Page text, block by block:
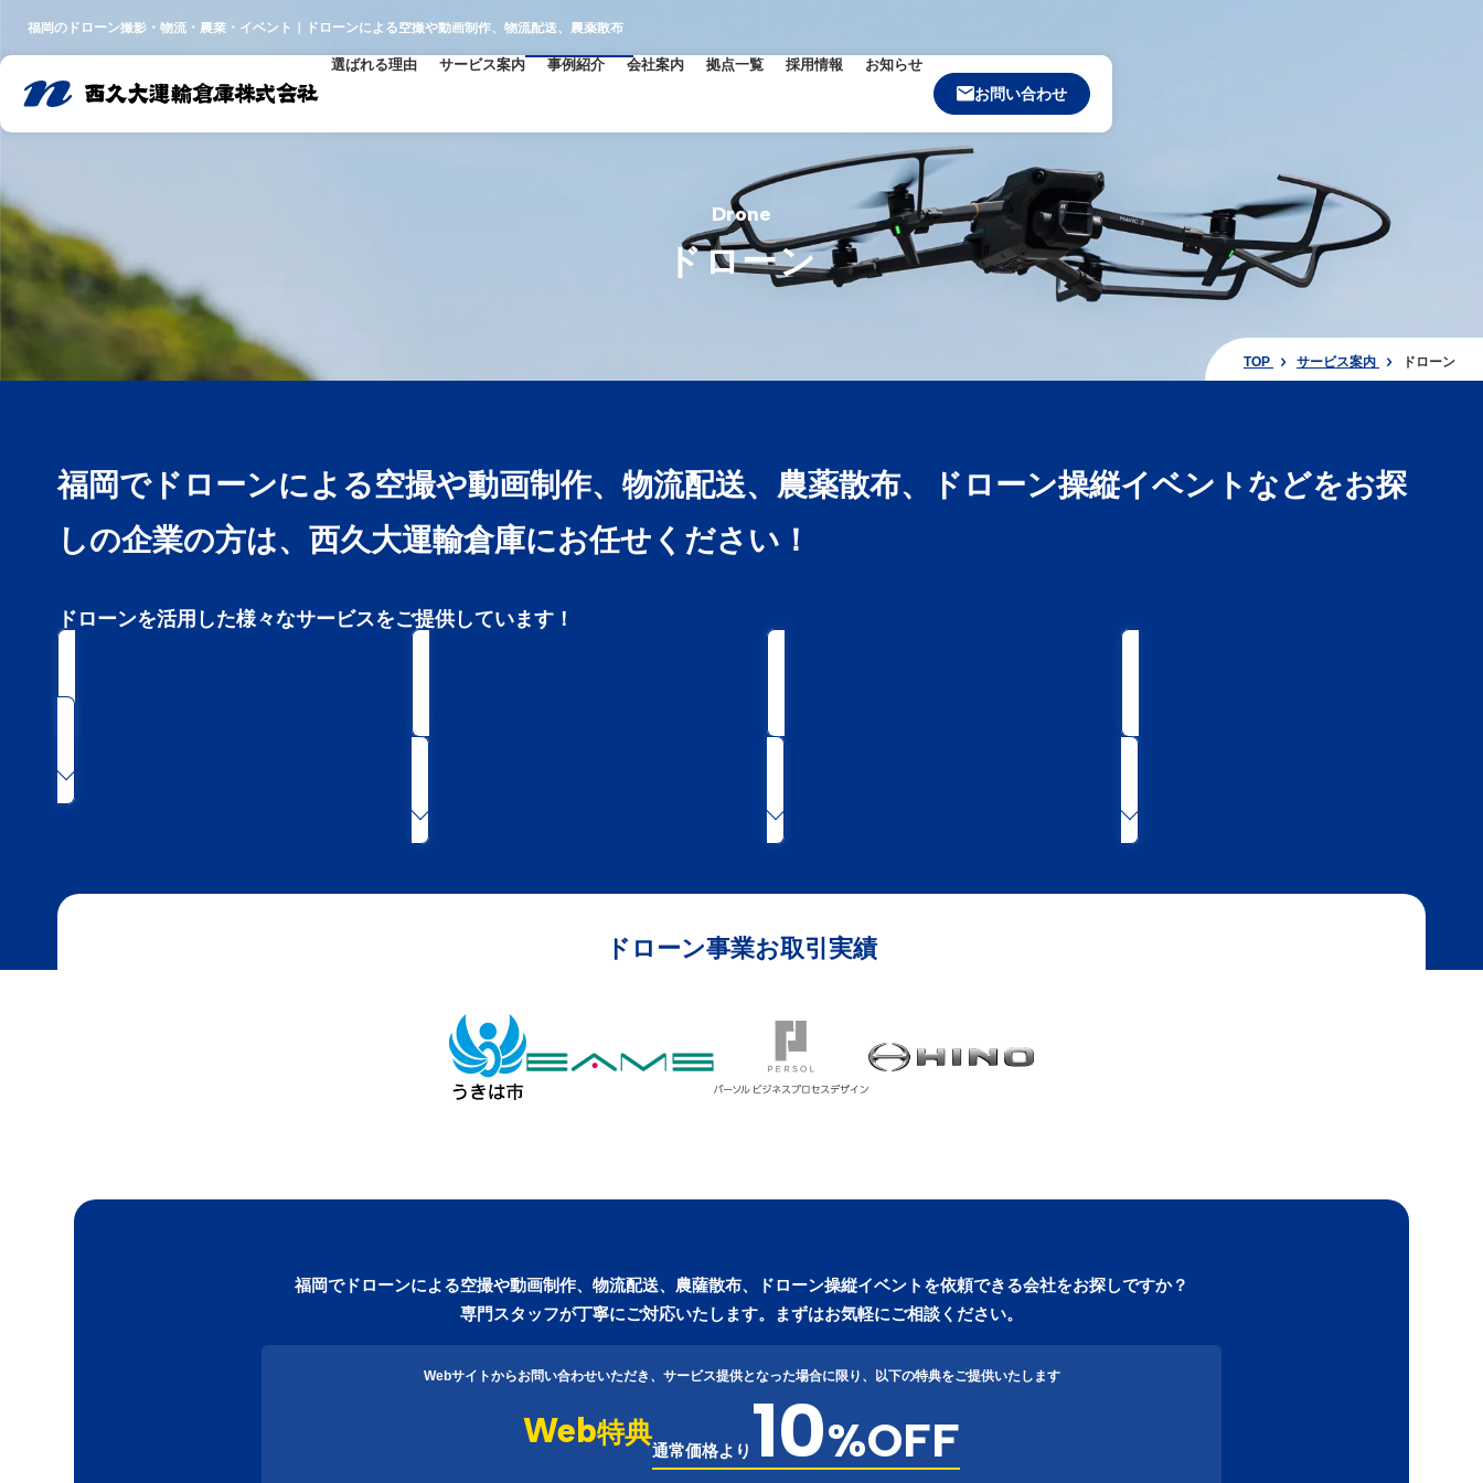
福岡のドローン撮影・物流・農業・イベント｜ドローンによる空撮や動画制作、物流配送、農薬散布
選ばれる理由 サービス案内 事例紹介 会社案内 拠点一覧 採用情報 お知らせ
お問い合わせ
Drone
ドローン
TOP サービス案内 ドローン
福岡でドローンによる空撮や動画制作、物流配送、農薬散布、ドローン操縦イベントなどをお探
しの企業の方は、西久大運輸倉庫にお任せください！
ドローンを活用した様々なサービスをご提供しています！
ドローン事業お取引実績
福岡でドローンによる空撮や動画制作、物流配送、農薩散布、ドローン操縦イベントを依頼できる会社をお探しですか？
専門スタッフが丁寧にご対応いたします。まずはお気軽にご相談ください。
Webサイトからお問い合わせいただき、サービス提供となった場合に限り、以下の特典をご提供いたします
Web特典
通常価格より 10%OFF